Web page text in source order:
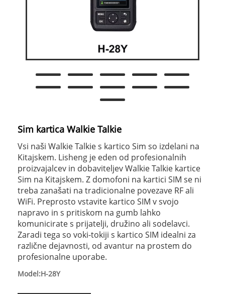
Sim kartica Walkie Talkie
Vsi naši Walkie Talkie s kartico Sim so izdelani na
Kitajskem. Lisheng je eden od profesionalnih
proizvajalcev in dobaviteljev Walkie Talkie kartice
Sim na Kitajskem. Z domofoni na kartici SIM se ni
treba zanašati na tradicionalne povezave RF ali
WiFi. Preprosto vstavite kartico SIM v svojo
napravo in s pritiskom na gumb lahko
komunicirate s prijatelji, družino ali sodelavci.
Zaradi tega so voki-tokiji s kartico SIM idealni za
različne dejavnosti, od avantur na prostem do
profesionalne uporabe.
Model:H-28Y